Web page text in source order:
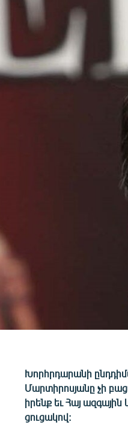
Խորհրդարանի
Մարտիրոսյանը չի
իրենք եւ Հայ
ցուցակով: